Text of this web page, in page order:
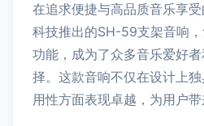
在追求便捷与高品质音乐享
科技推出的SH-59支架音响
功能，成为了众多音乐爱好
择。这款音响不仅在设计上
用性方面表现卓越，为用户带